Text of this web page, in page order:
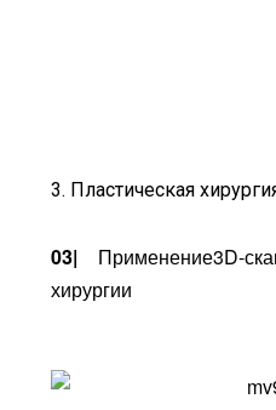
3. Пластическая
03| Применение3D-
хирургии